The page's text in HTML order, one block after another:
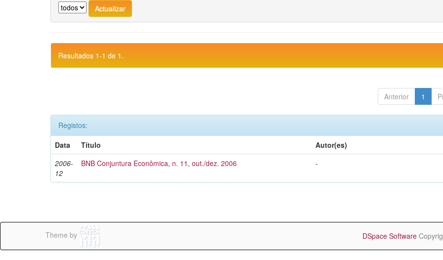
Resultados 1-1 de 1.
Anterior 1
Registos:
Data
Título
Autor(es)
2006-
12
BNB Conjuntura Econômica, n. 11, out./dez. 2006 -
Theme by DSpace Software